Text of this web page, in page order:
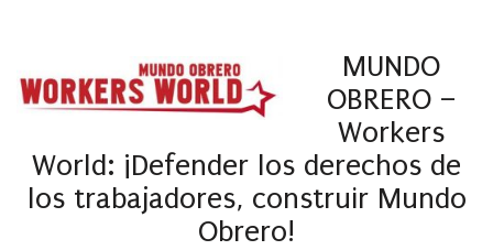
MUNDO
OBRERO –
Workers
World: ¡Defender los derechos de
los trabajadores, construir Mundo
Obrero!